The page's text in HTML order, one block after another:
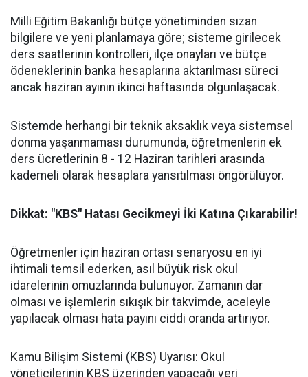
​Milli Eğitim Bakanlığı bütçe yönetiminden sızan
bilgilere ve yeni planlamaya göre; sisteme girilecek
ders saatlerinin kontrolleri, ilçe onayları ve bütçe
ödeneklerinin banka hesaplarına aktarılması süreci
ancak haziran ayının ikinci haftasında olgunlaşacak.
​Sistemde herhangi bir teknik aksaklık veya sistemsel
donma yaşanmaması durumunda, öğretmenlerin ek
ders ücretlerinin 8 - 12 Haziran tarihleri arasında
kademeli olarak hesaplara yansıtılması öngörülüyor.
Dikkat: "KBS" Hatası Gecikmeyi İki Katına Çıkarabilir!
​Öğretmenler için haziran ortası senaryosu en iyi
ihtimali temsil ederken, asıl büyük risk okul
idarelerinin omuzlarında bulunuyor. Zamanın dar
olması ve işlemlerin sıkışık bir takvimde, aceleyle
yapılacak olması hata payını ciddi oranda artırıyor.
​Kamu Bilişim Sistemi (KBS) Uyarısı: Okul
yöneticilerinin KBS üzerinden yapacağı veri